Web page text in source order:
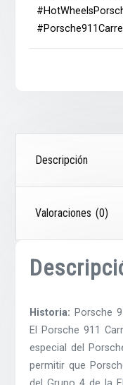
Descripción
Valoraciones (0)
Historia: Porsche
El Porsche 911
especial del
permitir que